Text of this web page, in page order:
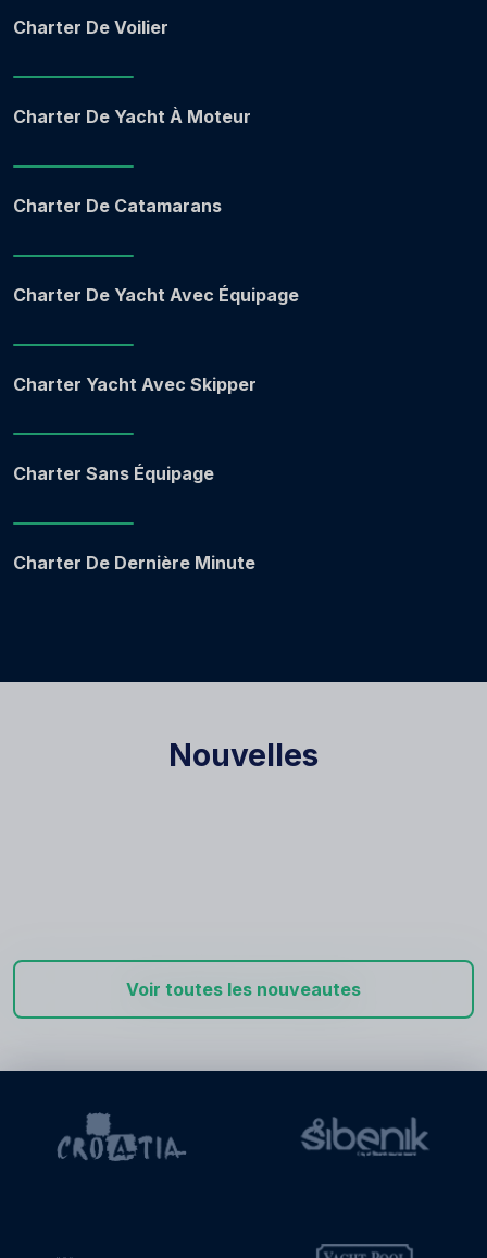
Charter De Voilier
Charter De Yacht À Moteur
Charter De Catamarans
Charter De Yacht Avec Équipage
Charter Yacht Avec Skipper
Charter Sans Équipage
Charter De Dernière Minute
Nouvelles
Voir toutes les nouveautes